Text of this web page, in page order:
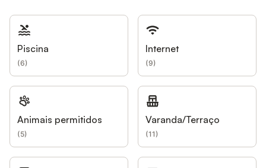
Piscina
(6)
Internet
(9)
Animais permitidos
(5)
Varanda/Terraço
(11)